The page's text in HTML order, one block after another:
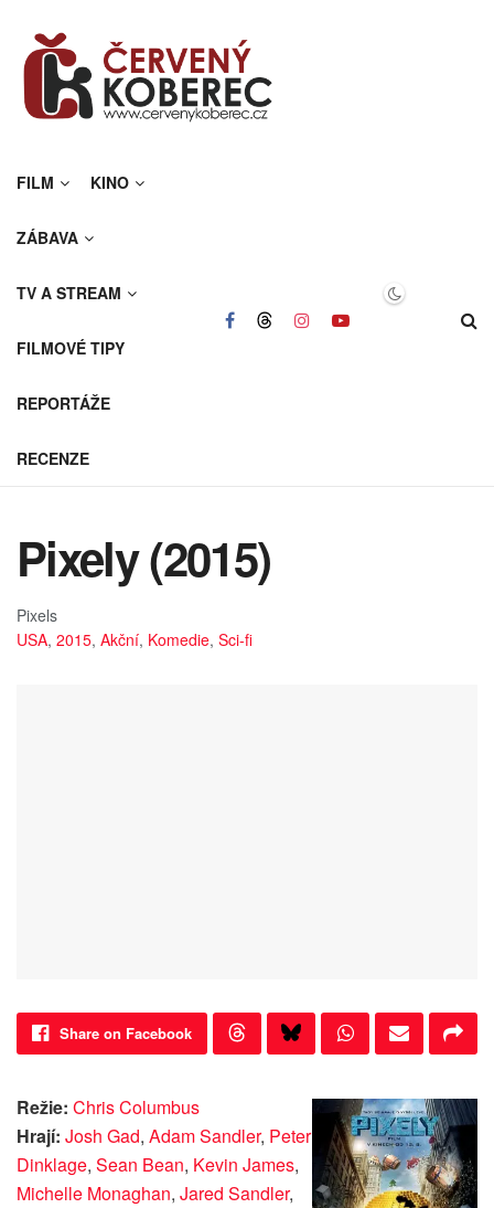
FILM KINO
ZÁBAVA
TV A STREAM
FILMOVÉ TIPY
REPORTÁŽE
RECENZE
Pixely (2015)
Pixels
USA, 2015, Akční, Komedie, Sci-fi
Share on Facebook
Režie: Chris Columbus
Hrají: Josh Gad, Adam Sandler, Peter
Dinklage, Sean Bean, Kevin James,
Michelle Monaghan, Jared Sandler,